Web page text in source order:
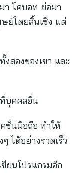
า โคบอท ย่อมา
ย์โดยสิ้นเชิง แต่
สองของเขา และ
บุคคลอื่น
ชั่นมือถือ ทำให้
ได้อย่างรวดเร็ว
ยนโปรแกรมอีก